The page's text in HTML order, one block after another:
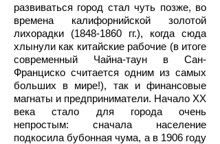
развиваться город стал чуть позже, во
времена калифорнийской золотой
лихорадки (1848-1860 гг.), когда сюда
хлынули как китайские рабочие (в итоге
современный Чайна-таун в Сан-
Франциско считается одним из самых
больших в мире!), так и финансовые
магнаты и предприниматели. Начало XX
века стало для города очень
непростым: сначала население
подкосила бубонная чума, а в 1906 году